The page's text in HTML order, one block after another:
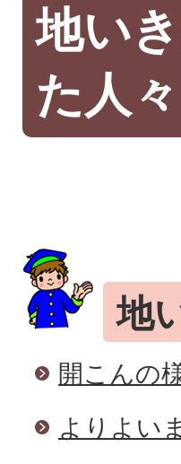
地い
た人々
地
開こんの
よりよい